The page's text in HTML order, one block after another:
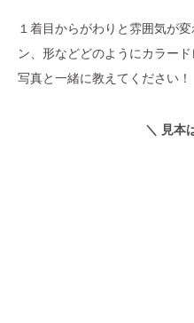
１着目からがわりと雰囲気が
ン、形などどのようにカラー
写真と一緒に教えてください！
＼ 見本